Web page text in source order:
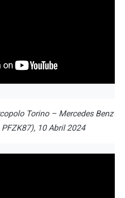
Torino – Mercedes Benz
PFZK87), 10 Abril 2024